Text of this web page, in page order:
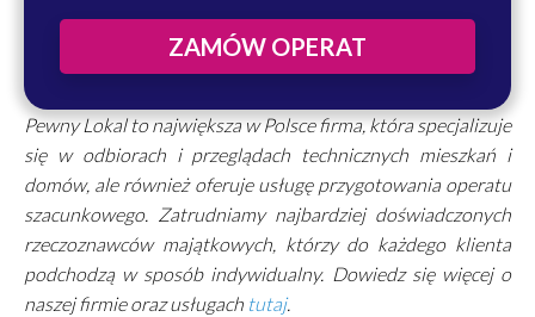
ZAMÓW OPERAT
Pewny Lokal to największa w Polsce firma, która specjalizuje
się w odbiorach i przeglądach technicznych mieszkań i
domów, ale również oferuje usługę przygotowania operatu
szacunkowego. Zatrudniamy najbardziej doświadczonych
rzeczoznawców majątkowych, którzy do każdego klienta
podchodzą w sposób indywidualny. Dowiedz się więcej o
naszej firmie oraz usługach tutaj.